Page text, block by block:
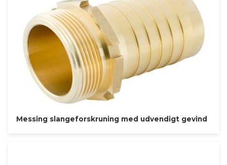
Messing slangeforskruning med udvendigt gevind